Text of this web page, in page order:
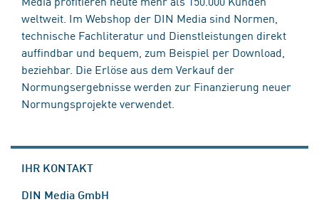
weltweit. Im Webshop der DIN Media sind Normen,
technische Fachliteratur und Dienstleistungen direkt
auffindbar und bequem, zum Beispiel per Download,
beziehbar. Die Erlöse aus dem Verkauf der
Normungsergebnisse werden zur Finanzierung neuer
Normungsprojekte verwendet.
IHR KONTAKT
DIN Media GmbH